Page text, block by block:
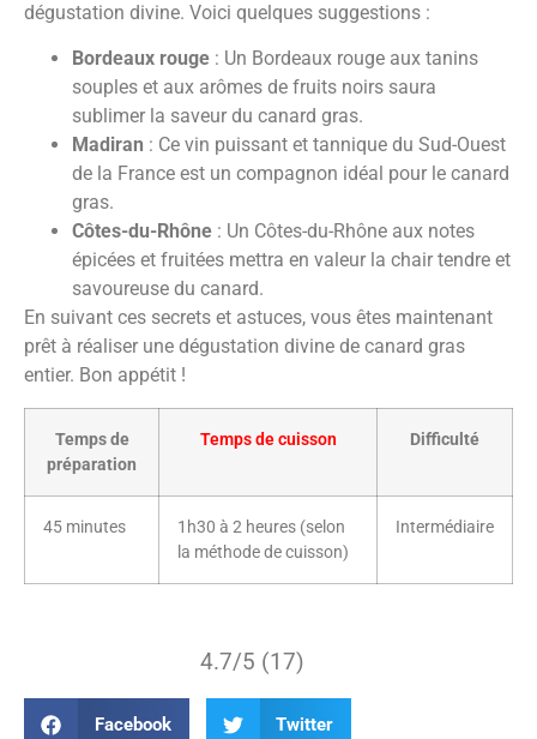
dégustation divine. Voici quelques suggestions :
Bordeaux rouge : Un Bordeaux rouge aux tanins
souples et aux arômes de fruits noirs saura
sublimer la saveur du canard gras.
Madiran : Ce vin puissant et tannique du Sud-Ouest
de la France est un compagnon idéal pour le canard
gras.
Côtes-du-Rhône : Un Côtes-du-Rhône aux notes
épicées et fruitées mettra en valeur la chair tendre et
savoureuse du canard.
En suivant ces secrets et astuces, vous êtes maintenant
prêt à réaliser une dégustation divine de canard gras
entier. Bon appétit !
Temps de
préparation
Temps de cuisson Difficulté
45 minutes
1h30 à 2 heures (selon
la méthode de cuisson)
Intermédiaire
4.7/5 (17)
Facebook Twitter